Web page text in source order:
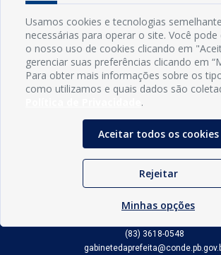
INFORMAÇÕES
Município de Conde - PB
CNPJ: 08.916.645/0001-80
(83) 3618-0548
Usamos cookies e tecnologias
necessárias para operar o site. Você
o nosso uso de cookies clicando em
gerenciar suas preferências clicando em
Para obter mais informações sobre os
como utilizamos e quais dados são
.
Aceitar todos os cookies
Rejeitar
Minhas opções